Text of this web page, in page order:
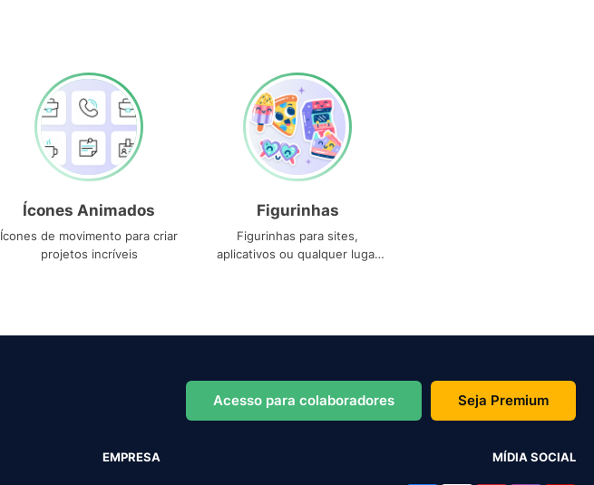
Ícones Animados
Ícones de movimento para criar
projetos incríveis
Figurinhas
Figurinhas para sites,
aplicativos ou qualquer lugar
Acesso para colaboradores Seja Premium
EMPRESA MÍDIA SOCIAL